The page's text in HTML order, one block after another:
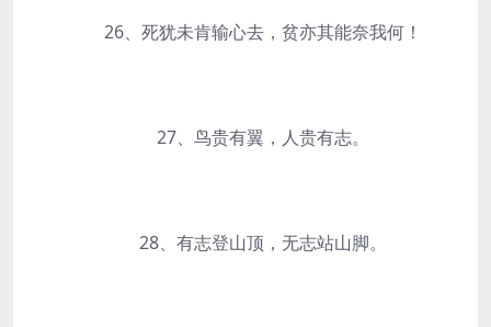
26、死犹未肯输心去，贫亦其能奈我何！
27、鸟贵有翼，人贵有志。
28、有志登山顶，无志站山脚。